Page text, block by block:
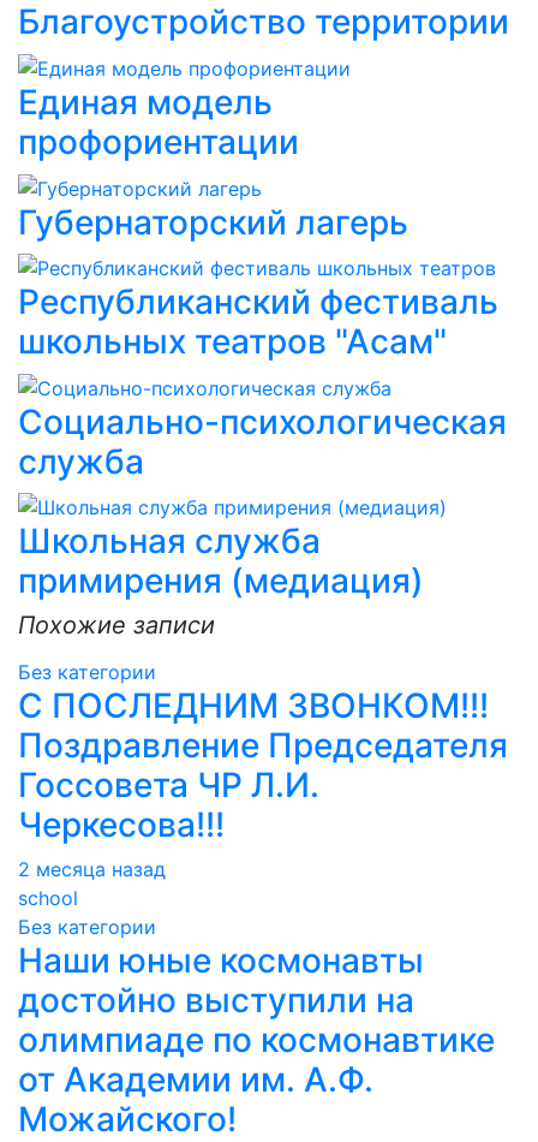
Благоустройство территории
Единая модель
профориентации
Губернаторский лагерь
Республиканский фестиваль
школьных театров "Асам"
Социально-психологическая
служба
Школьная служба
примирения (медиация)
Похожие записи
Без категории
С ПОСЛЕДНИМ ЗВОНКОМ!!!
Поздравление Председателя
Госсовета ЧР Л.И.
Черкесова!!!
2 месяца назад
school
Без категории
Наши юные космонавты
достойно выступили на
олимпиаде по космонавтике
от Академии им. А.Ф.
Можайского!